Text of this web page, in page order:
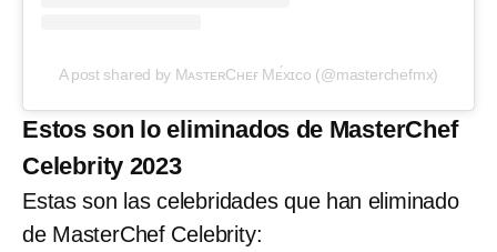
A post shared by MᴀsᴛᴇʀCʜᴇғ Mᴇ́xɪᴄᴏ (@masterchefmx)
Estos son lo eliminados de MasterChef
Celebrity 2023
Estas son las celebridades que han eliminado
de MasterChef Celebrity: